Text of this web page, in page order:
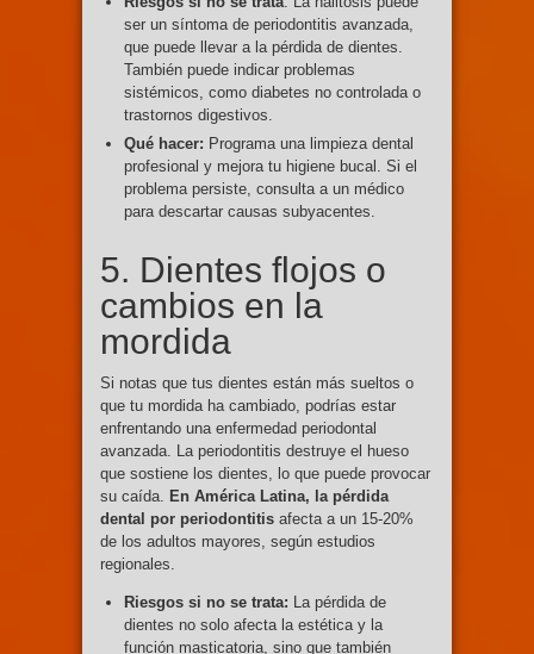
ser un síntoma de periodontitis avanzada,
que puede llevar a la pérdida de dientes.
También puede indicar problemas
sistémicos, como diabetes no controlada o
trastornos digestivos.
Qué hacer: Programa una limpieza dental
profesional y mejora tu higiene bucal. Si el
problema persiste, consulta a un médico
para descartar causas subyacentes.
5. Dientes flojos o
cambios en la
mordida
Si notas que tus dientes están más sueltos o
que tu mordida ha cambiado, podrías estar
enfrentando una enfermedad periodontal
avanzada. La periodontitis destruye el hueso
que sostiene los dientes, lo que puede provocar
su caída. En América Latina, la pérdida
dental por periodontitis afecta a un 15-20%
de los adultos mayores, según estudios
regionales.
Riesgos si no se trata: La pérdida de
dientes no solo afecta la estética y la
función masticatoria, sino que también